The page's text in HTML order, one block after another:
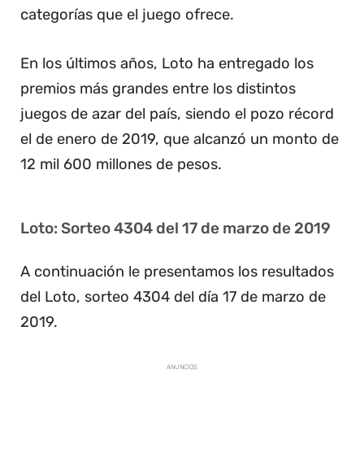
categorías que el juego ofrece.
En los últimos años, Loto ha entregado los
premios más grandes entre los distintos
juegos de azar del país, siendo el pozo récord
el de enero de 2019, que alcanzó un monto de
12 mil 600 millones de pesos.
Loto: Sorteo 4304 del 17 de marzo de 2019
A continuación le presentamos los resultados
del Loto, sorteo 4304 del día 17 de marzo de
2019.
ANUNCIOS